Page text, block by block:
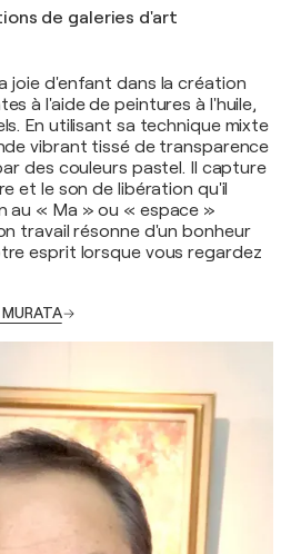
de galeries d'art
joie d'enfant dans la création
à l'aide de peintures à l'huile,
En utilisant sa technique mixte
vibrant tissé de transparence
des couleurs pastel. Il capture
et le son de libération qu'il
au « Ma » ou « espace »
travail résonne d'un bonheur
esprit lorsque vous regardez